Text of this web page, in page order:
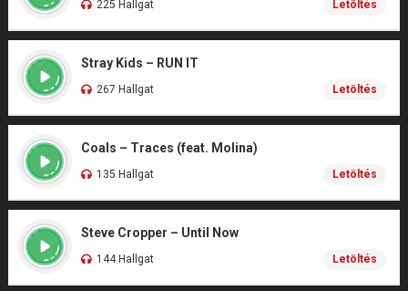
225 Hallgat Letöltés
Stray Kids – RUN IT
267 Hallgat Letöltés
Coals – Traces (feat. Molina)
135 Hallgat Letöltés
Steve Cropper – Until Now
144 Hallgat Letöltés